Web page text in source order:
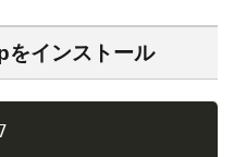
をインストール